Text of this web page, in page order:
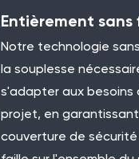
Entièrement sans
Notre technologie
la souplesse
s'adapter aux besoins
projet, en
couverture de sécurité